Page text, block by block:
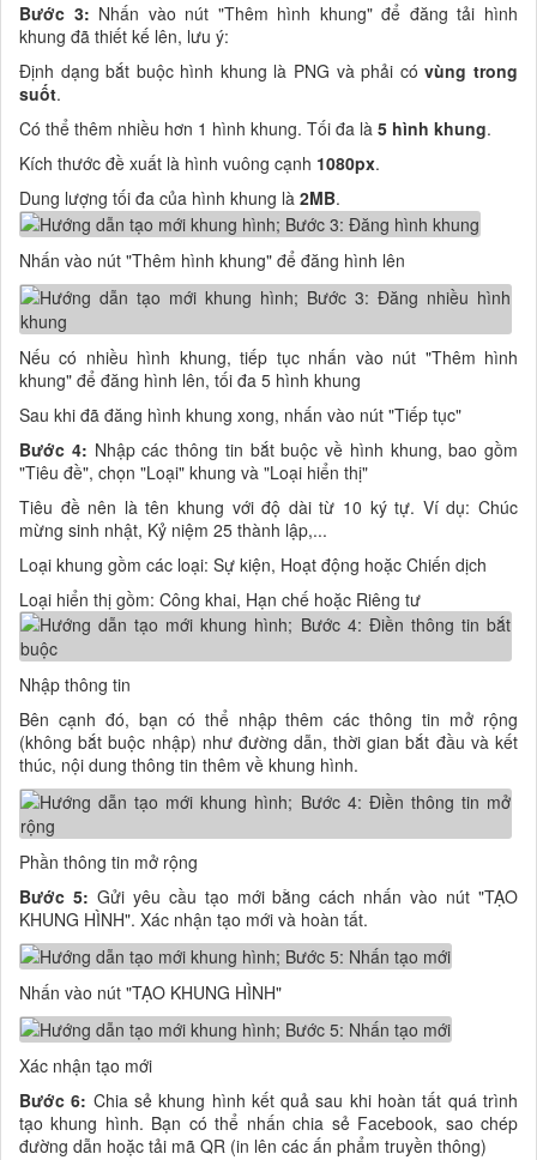
Bước 3: Nhấn vào nút "Thêm hình khung" để đăng tải hình
khung đã thiết kế lên, lưu ý:
Định dạng bắt buộc hình khung là PNG và phải cóvùng trong
suốt.
Có thể thêm nhiều hơn 1 hình khung. Tối đa là 5 hình khung.
Kích thước đề xuất là hình vuông cạnh 1080px.
Dung lượng tối đa của hình khung là 2MB.
Nhấn vào nút "Thêm hình khung" để đăng hình lên
Nếu có nhiều hình khung, tiếp tục nhấn vào nút "Thêm hình
khung" để đăng hình lên, tối đa 5 hình khung
Sau khi đã đăng hình khung xong, nhấn vào nút "Tiếp tục"
Bước 4: Nhập các thông tin bắt buộc về hình khung, bao gồm
"Tiêu đề", chọn "Loại" khung và "Loại hiển thị"
Tiêu đề nên là tên khung với độ dài từ 10 ký tự. Ví dụ: Chúc
mừng sinh nhật, Kỷ niệm 25 thành lập,...
Loại khung gồm các loại: Sự kiện, Hoạt động hoặc Chiến dịch
Loại hiển thị gồm: Công khai, Hạn chế hoặc Riêng tư
Nhập thông tin
Bên cạnh đó, bạn có thể nhập thêm các thông tin mở rộng
(không bắt buộc nhập) như đường dẫn, thời gian bắt đầu và kết
thúc, nội dung thông tin thêm về khung hình.
Phần thông tin mở rộng
Bước 5: Gửi yêu cầu tạo mới bằng cách nhấn vào nút "TẠO
KHUNG HÌNH". Xác nhận tạo mới và hoàn tất.
Nhấn vào nút "TẠO KHUNG HÌNH"
Xác nhận tạo mới
Bước 6: Chia sẻ khung hình kết quả sau khi hoàn tất quá trình
tạo khung hình. Bạn có thể nhấn chia sẻ Facebook, sao chép
đường dẫn hoặc tải mã QR (in lên các ấn phẩm truyền thông)